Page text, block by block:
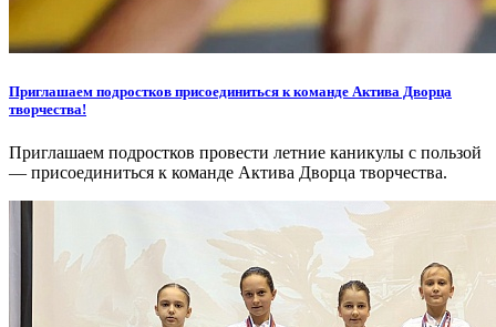
Приглашаем подростков присоединиться к команде Актива Дворца
творчества!
Приглашаем подростков провести летние каникулы с пользой
— присоединиться к команде Актива Дворца творчества.